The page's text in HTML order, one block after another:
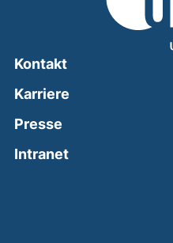
Kontakt
Karriere
Presse
Intranet(external link,